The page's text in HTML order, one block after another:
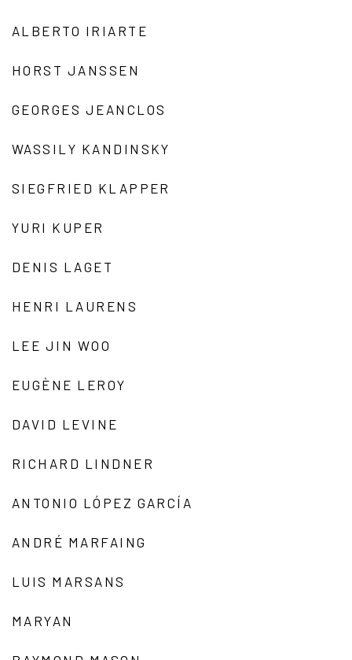
ALBERTO IRIARTE
HORST JANSSEN
GEORGES JEANCLOS
WASSILY KANDINSKY
SIEGFRIED KLAPPER
YURI KUPER
DENIS LAGET
HENRI LAURENS
LEE JIN WOO
EUGÈNE LEROY
DAVID LEVINE
RICHARD LINDNER
ANTONIO LÓPEZ GARCÍA
ANDRÉ MARFAING
LUIS MARSANS
MARYAN